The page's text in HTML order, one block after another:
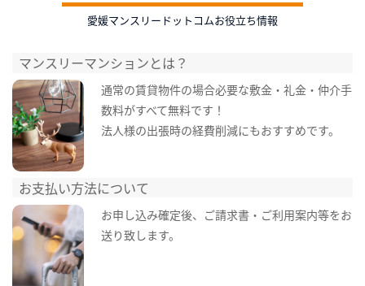
愛媛マンスリードットコムお役立ち情報
マンスリーマンションとは？
通常の賃貸物件の場合必要な敷金・礼金・仲介手
数料がすべて無料です！
法人様の出張時の経費削減にもおすすめです。
お支払い方法について
お申し込み確定後、ご請求書・ご利用案内等をお
送り致します。